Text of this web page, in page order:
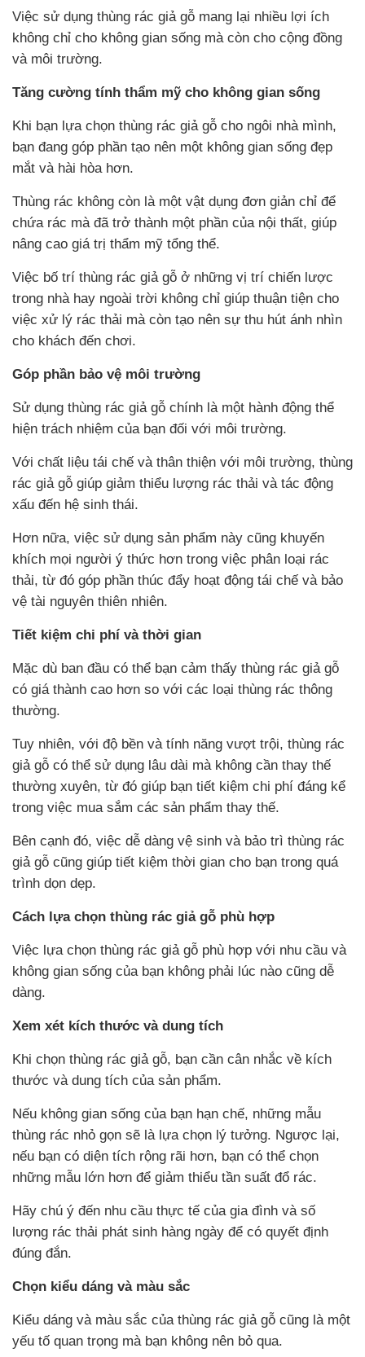
Việc sử dụng thùng rác giả gỗ mang lại nhiều lợi ích
không chỉ cho không gian sống mà còn cho cộng đồng
và môi trường.
Tăng cường tính thẩm mỹ cho không gian sống
Khi bạn lựa chọn thùng rác giả gỗ cho ngôi nhà mình,
bạn đang góp phần tạo nên một không gian sống đẹp
mắt và hài hòa hơn.
Thùng rác không còn là một vật dụng đơn giản chỉ để
chứa rác mà đã trở thành một phần của nội thất, giúp
nâng cao giá trị thẩm mỹ tổng thể.
Việc bố trí thùng rác giả gỗ ở những vị trí chiến lược
trong nhà hay ngoài trời không chỉ giúp thuận tiện cho
việc xử lý rác thải mà còn tạo nên sự thu hút ánh nhìn
cho khách đến chơi.
Góp phần bảo vệ môi trường
Sử dụng thùng rác giả gỗ chính là một hành động thể
hiện trách nhiệm của bạn đối với môi trường.
Với chất liệu tái chế và thân thiện với môi trường, thùng
rác giả gỗ giúp giảm thiểu lượng rác thải và tác động
xấu đến hệ sinh thái.
Hơn nữa, việc sử dụng sản phẩm này cũng khuyến
khích mọi người ý thức hơn trong việc phân loại rác
thải, từ đó góp phần thúc đẩy hoạt động tái chế và bảo
vệ tài nguyên thiên nhiên.
Tiết kiệm chi phí và thời gian
Mặc dù ban đầu có thể bạn cảm thấy thùng rác giả gỗ
có giá thành cao hơn so với các loại thùng rác thông
thường.
Tuy nhiên, với độ bền và tính năng vượt trội, thùng rác
giả gỗ có thể sử dụng lâu dài mà không cần thay thế
thường xuyên, từ đó giúp bạn tiết kiệm chi phí đáng kể
trong việc mua sắm các sản phẩm thay thế.
Bên cạnh đó, việc dễ dàng vệ sinh và bảo trì thùng rác
giả gỗ cũng giúp tiết kiệm thời gian cho bạn trong quá
trình dọn dẹp.
Cách lựa chọn thùng rác giả gỗ phù hợp
Việc lựa chọn thùng rác giả gỗ phù hợp với nhu cầu và
không gian sống của bạn không phải lúc nào cũng dễ
dàng.
Xem xét kích thước và dung tích
Khi chọn thùng rác giả gỗ, bạn cần cân nhắc về kích
thước và dung tích của sản phẩm.
Nếu không gian sống của bạn hạn chế, những mẫu
thùng rác nhỏ gọn sẽ là lựa chọn lý tưởng. Ngược lại,
nếu bạn có diện tích rộng rãi hơn, bạn có thể chọn
những mẫu lớn hơn để giảm thiểu tần suất đổ rác.
Hãy chú ý đến nhu cầu thực tế của gia đình và số
lượng rác thải phát sinh hàng ngày để có quyết định
đúng đắn.
Chọn kiểu dáng và màu sắc
Kiểu dáng và màu sắc của thùng rác giả gỗ cũng là một
yếu tố quan trọng mà bạn không nên bỏ qua.